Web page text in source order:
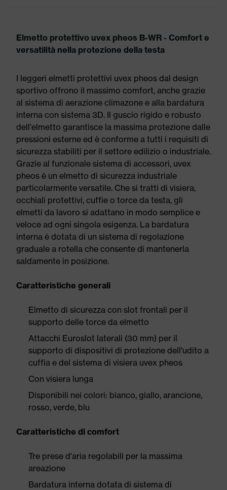
Elmetto protettivo uvex pheos B-WR - Comfort e
versatilità nella protezione della testa
I leggeri elmetti protettivi uvex pheos dal design
sportivo offrono il massimo comfort, anche grazie
al sistema di aerazione climazone e alla bardatura
interna con sistema 3D. Il guscio rigido e robusto
dell'elmetto garantisce la massima protezione dalle
pressioni esterne ed è conforme a tutti i requisiti di
sicurezza stabiliti per il settore edilizio o industriale.
Grazie al funzionale sistema di accessori, uvex
pheos è un elmetto di sicurezza industriale
particolarmente versatile. Che si tratti di visiera,
occhiali protettivi, cuffie o torce da testa, gli
elmetti da lavoro si adattano in modo semplice e
veloce ad ogni singola esigenza. La bardatura
interna è dotata di un sistema di regolazione
graduale a rotella che consente di mantenerla
saldamente in posizione.
Caratteristiche generali
Elmetto di sicurezza con slot frontali per il
supporto delle torce da elmetto
Attacchi Euroslot laterali (30 mm) per il
supporto di dispositivi di protezione dell'udito a
cuffia e del sistema di visiera uvex pheos
Con visiera lunga
Disponibili nei colori: bianco, giallo, arancione,
rosso, verde, blu
Caratteristiche di comfort
Tre prese d'aria regolabili per la massima
areazione
Bardatura interna dotata di sistema di